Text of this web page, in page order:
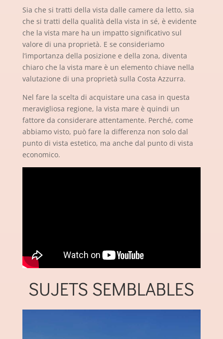
Sia che si tratti della vista dalle camere da letto, sia
che si tratti della qualità della vista in sé, è evidente
che la vista mare ha un impatto significativo sul
valore di una proprietà. E se consideriamo
l’importanza della posizione e della zona, diventa
chiaro che la vista mare è un elemento chiave nella
valutazione di una proprietà sulla Costa Azzurra.
Nel fare la scelta di acquistare una casa in questa
meravigliosa regione, la vista mare è quindi un
fattore da considerare attentamente. Perché, come
abbiamo visto, può fare la differenza non solo dal
punto di vista estetico, ma anche dal punto di vista
economico.
SUJETS SEMBLABLES